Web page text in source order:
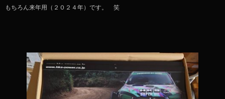
もちろん来年用（２０２４年）です。 笑